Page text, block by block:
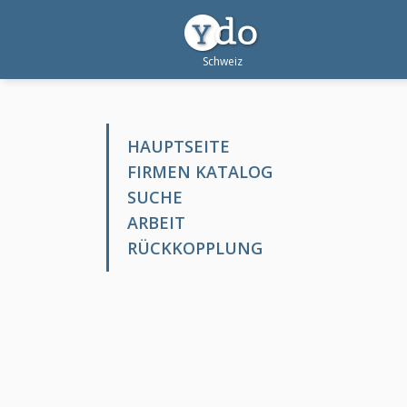
HAUPTSEITE
FIRMEN KATALOG
SUCHE
ARBEIT
RÜCKKOPPLUNG